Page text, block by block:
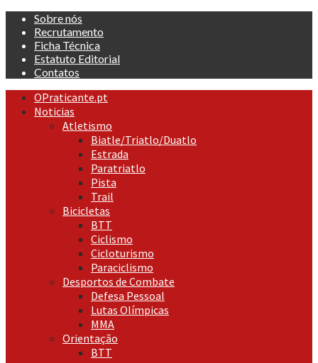
Skip
content
Sobre nós
Recrutamento
Ficha Técnica
Estatuto Editorial
Contatos
Primary
Menu
OPraticante.pt
Noticias
Atletismo
Biatle/Triatlo/Duatlo
Estrada
Paratriatlo
Pista
Trail
Bicicletas
BTT
Ciclismo
Cicloturismo
Paraciclismo
Desportos de Combate
Defesa Pessoal
Lutas Olímpicas
MMA
Orientação
BTT